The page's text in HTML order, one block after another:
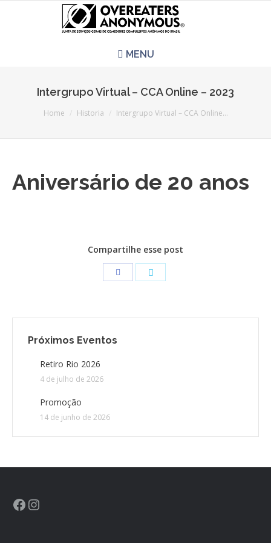
MENU
REUNIÕES
CCA É PRA VOCÊ?
PERGUNTAS E RESPOSTAS
CONTRIBUIÇÕES
HISTÓRIA DE CCA/BR
Intergrupo Virtual – CCA Online – 2023
You are here:
Home Historia Intergrupo Virtual – CCA Online…
Aniversário de 20 anos
Compartilhe esse post
Próximos Eventos
Retiro Rio 2026
4 de julho de 2026
Promoção
14 de junho de 2026